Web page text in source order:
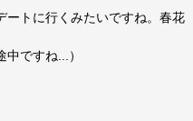
ートに行くみたいですね。春花
ですね...）